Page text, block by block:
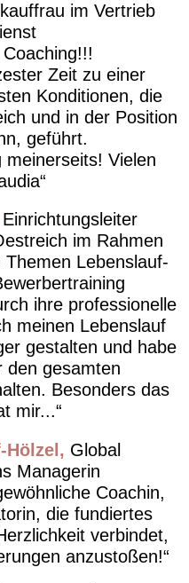
im Vertrieb
Zeit zu einer
Konditionen, die
und in der Position
geführt.
meinerseits! Vielen
Einrichtungsleiter
im Rahmen
Lebenslauf-
ihre professionelle
meinen Lebenslauf
gestalten und habe
den gesamten
Besonders das
mir...
Hölzel
Global
Managerin
Coachin,
die fundiertes
verbindet,
anzustoßen!